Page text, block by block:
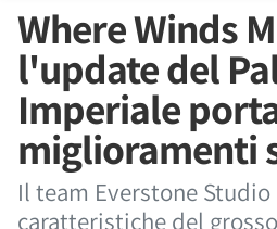
Where Winds
l'update del
Imperiale
miglioramenti
Il team Everstone
caratteristiche del